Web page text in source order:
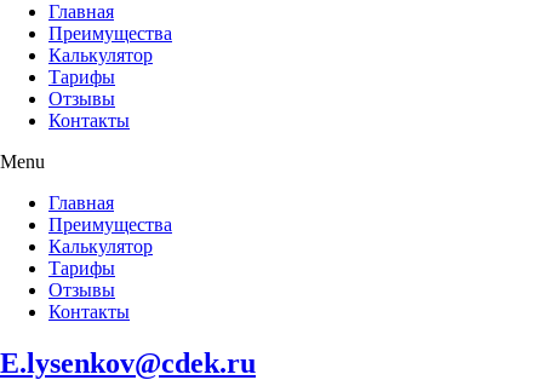
Главная
Преимущества
Калькулятор
Тарифы
Отзывы
Контакты
Menu
Главная
Преимущества
Калькулятор
Тарифы
Отзывы
Контакты
E.lysenkov@cdek.ru